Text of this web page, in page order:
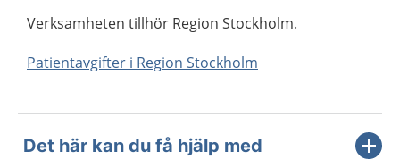
Verksamheten tillhör Region Stockholm.
Patientavgifter i Region Stockholm
Det här kan du få hjälp med